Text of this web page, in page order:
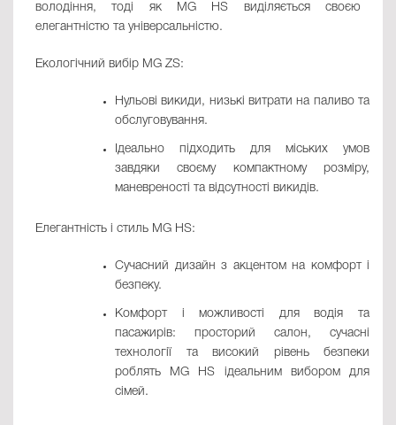
володіння, тоді як MG HS виділяється своєю
елегантністю та універсальністю.
Екологічний вибір MG ZS:
Нульові викиди, низькі витрати на паливо та
обслуговування.
Ідеально підходить для міських умов
завдяки своєму компактному розміру,
маневреності та відсутності викидів.
Елегантність і стиль MG HS:
Сучасний дизайн з акцентом на комфорт і
безпеку.
Комфорт і можливості для водія та
пасажирів: просторий салон, сучасні
технології та високий рівень безпеки
роблять MG HS ідеальним вибором для
сімей.